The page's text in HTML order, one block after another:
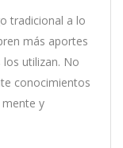
tradicional a lo
más aportes
utilizan. No
conocimientos
y